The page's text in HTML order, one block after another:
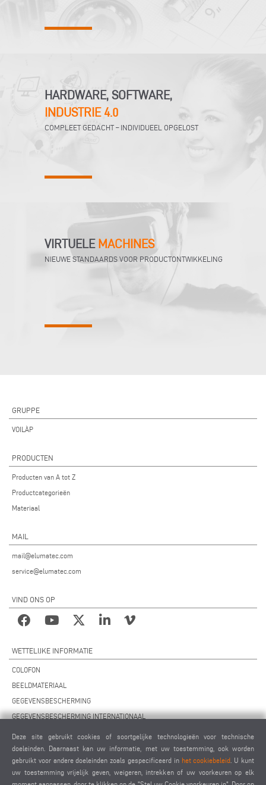
HARDWARE, SOFTWARE,
INDUSTRIE 4.0
COMPLEET GEDACHT – INDIVIDUEEL OPGELOST
VIRTUELE MACHINES
NIEUWE STANDAARDS VOOR PRODUCTONTWIKKELING
GRUPPE
VOILÀP
PRODUCTEN
Producten van A tot Z
Productcategorieën
Materiaal
MAIL
mail@elumatec.com
service@elumatec.com
VIND ONS OP
WETTELIJKE INFORMATIE
COLOFON
BEELDMATERIAAL
GEGEVENSBESCHERMING
GEGEVENSBESCHERMING INTERNATIONAAL
OVEREENKOMST VOOR ONDERHOUD OP AFSTAND
COOKIES INSTELLINGEN
GEDRAGSCODE VOOR LEVERANCIERS
Deze site gebruikt cookies of soortgelijke technologieën voor technische
doeleinden. Daarnaast kan uw informatie, met uw toestemming, ook worden
gebruikt voor andere doeleinden zoals gespecificeerd in het cookiebeleid . U kunt
uw toestemming vrijelijk geven, weigeren, intrekken of uw voorkeuren op elk